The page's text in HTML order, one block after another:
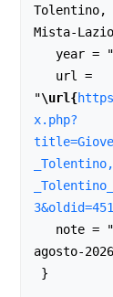
Tolentino,
Mista-
"\url{
x.php?
agosto-